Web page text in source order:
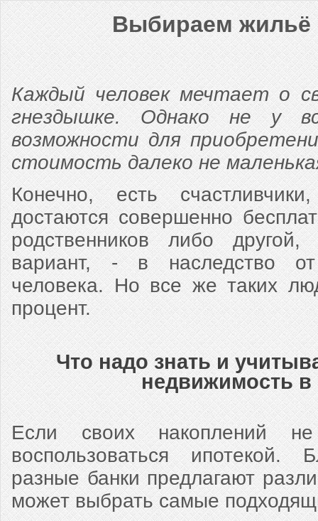
Выбираем жильё
Каждый человек мечтает о
гнездышке. Однако не у
возможности для
стоимость далеко не
Конечно, есть
достаются совершенно
родственников либо
вариант, - в наследство от
человека. Но все же таких
процент.
Что надо знать и
недвижимость в
Если своих накоплений
воспользоваться ипотекой.
разные банки предлагают
может выбрать самые